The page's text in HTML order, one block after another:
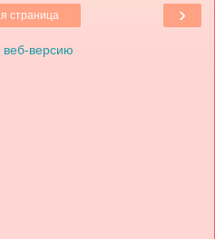
›
страница
веб-версию